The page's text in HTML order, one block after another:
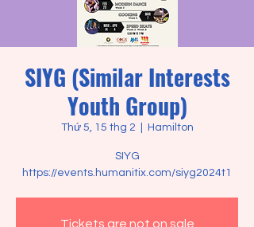
SIYG (Similar Interests
Youth Group)
Thứ 5, 15 thg 2 Hamilton
SIYG
https://events.humanitix.com/siyg2024t1
Tickets are not on sale